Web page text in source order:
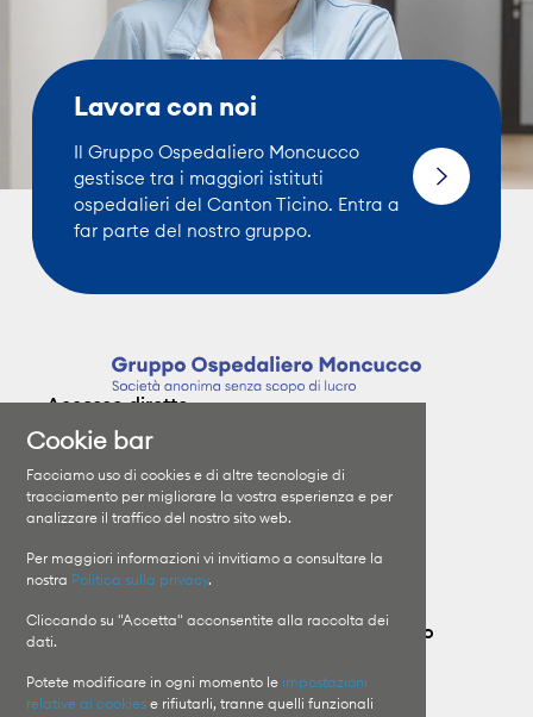
Lavora con noi
Il Gruppo Ospedaliero Moncucco
gestisce tra i maggiori istituti
ospedalieri del Canton Ticino. Entra a
far parte del nostro gruppo.
Accesso diretto
Clinica Moncucco
Clinica Santa Chiara
Orari di visita
Informazioni sui ricoveri
Specializzazioni
I medici
Il Gruppo
Lavora con noi
Contatta il Gruppo Ospedaliero Moncucco
Clinica Moncucco
T+41 91 960 81 11
Pronto Soccorso
Clinica Moncucco
Cookie bar
Facciamo uso di cookies e di altre tecnologie di
tracciamento per migliorare la vostra esperienza e per
analizzare il traffico del nostro sito web.
Per maggiori informazioni vi invitiamo a consultare la
nostra Politica sulla privacy.
Cliccando su "Accetta" acconsentite alla raccolta dei
dati.
Potete modificare in ogni momento le impostazioni
relative ai cookies e rifiutarli, tranne quelli funzionali